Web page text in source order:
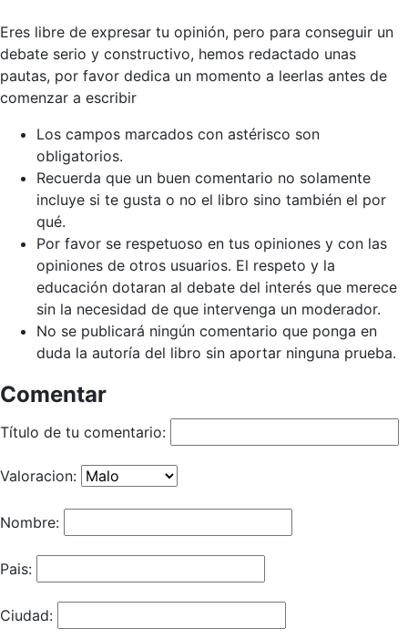
Eres libre de expresar tu opinión, pero para conseguir un
debate serio y constructivo, hemos redactado unas
pautas, por favor dedica un momento a leerlas antes de
comenzar a escribir
Los campos marcados con astérisco son
obligatorios.
Recuerda que un buen comentario no solamente
incluye si te gusta o no el libro sino también el por
qué.
Por favor se respetuoso en tus opiniones y con las
opiniones de otros usuarios. El respeto y la
educación dotaran al debate del interés que merece
sin la necesidad de que intervenga un moderador.
No se publicará ningún comentario que ponga en
duda la autoría del libro sin aportar ninguna prueba.
Comentar
Título de tu comentario:
Valoracion:
Nombre:
Pais:
Ciudad: